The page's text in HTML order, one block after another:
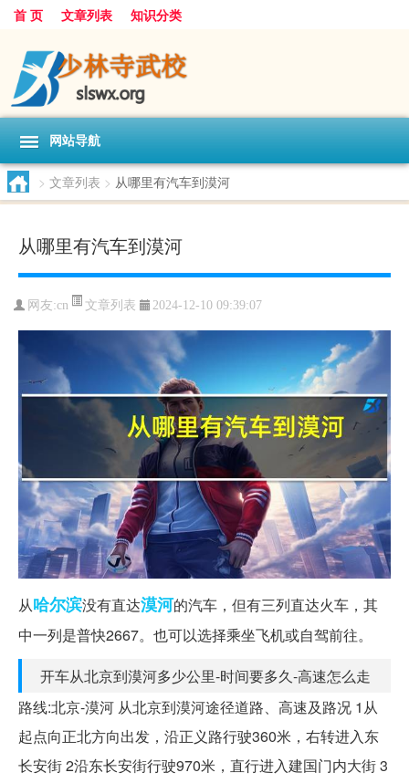
首 页 文章列表 知识分类
网站导航
> 文章列表 > 从哪里有汽车到漠河
从哪里有汽车到漠河
网友:cn 文章列表 2024-12-10 09:39:07
从哈尔滨没有直达漠河的汽车，但有三列直达火车，其
中一列是普快2667。也可以选择乘坐飞机或自驾前往。
开车从北京到漠河多少公里-时间要多久-高速怎么走
路线:北京-漠河 从北京到漠河途径道路、高速及路况 1从
起点向正北方向出发，沿正义路行驶360米，右转进入东
长安街 2沿东长安街行驶970米，直行进入建国门内大街 3